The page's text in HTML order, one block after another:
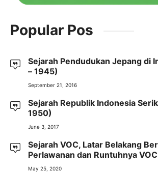
Popular Pos
Sejarah Pendudukan Jepang di
– 1945)
September 21, 2016
Sejarah Republik Indonesia
1950)
June 3, 2017
Sejarah VOC, Latar Belakang
Perlawanan dan Runtuhnya
May 25, 2020